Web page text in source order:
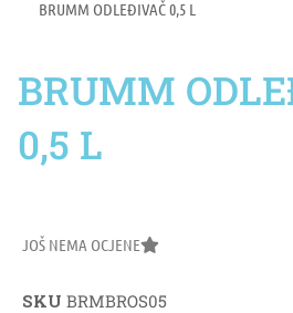
BRUMM ODLEĐIVAČ 0,5 L
BRUMM
0,5 L
JOŠ NEMA OCJENE
SKU BRMBROS05